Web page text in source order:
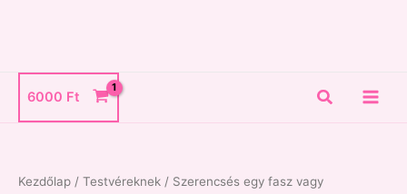
6000 Ft Search
Kezdőlap / Testvéreknek / Szerencsés egy fasz vagy
vagy